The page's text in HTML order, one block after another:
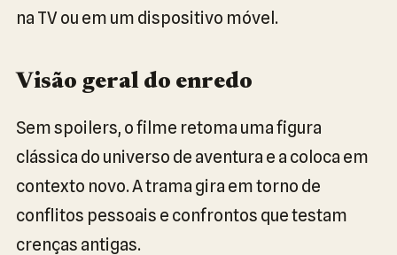
na TV ou em um dispositivo móvel.
Visão geral do enredo
Sem spoilers, o filme retoma uma figura
clássica do universo de aventura e a coloca em
contexto novo. A trama gira em torno de
conflitos pessoais e confrontos que testam
crenças antigas.